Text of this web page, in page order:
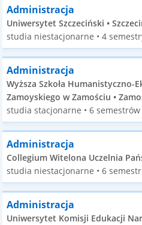
Administracja
Uniwersytet Szczeciński •
studia niestacjonarne • 4
Administracja
Wyższa Szkoła Humanistyczno-
Zamoyskiego w Zamościu •
studia stacjonarne • 6 semestrów
Administracja
Collegium Witelona Uczelnia
studia niestacjonarne • 6
Administracja
Uniwersytet Komisji Edukacji